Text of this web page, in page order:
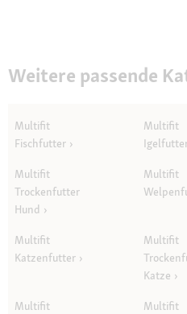
Weitere passende
Multifit
Fischfutter
Multifit
Multifit
Trockenfutter
Hund
Multifit
Multifit
Katzenfutter
Multifit
Katze
Multifit
Multifit